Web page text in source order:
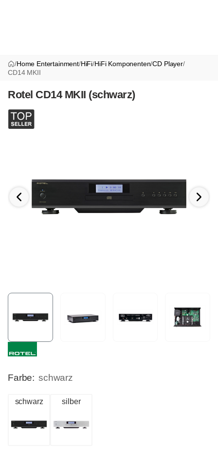
/Home Entertainment/HiFi/HiFi Komponenten/CD Player/
CD14 MKII
Rotel CD14 MKII (schwarz)
Farbe: schwarz
schwarz silber